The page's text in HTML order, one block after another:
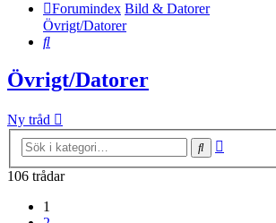
Forumindex Bild & Datorer
Övrigt/Datorer
Sök
Övrigt/Datorer
Ny tråd
Sök
106 trådar
1